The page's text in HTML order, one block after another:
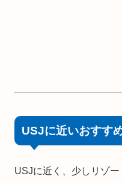
USJに近いおすす
USJに近く、少しリゾ